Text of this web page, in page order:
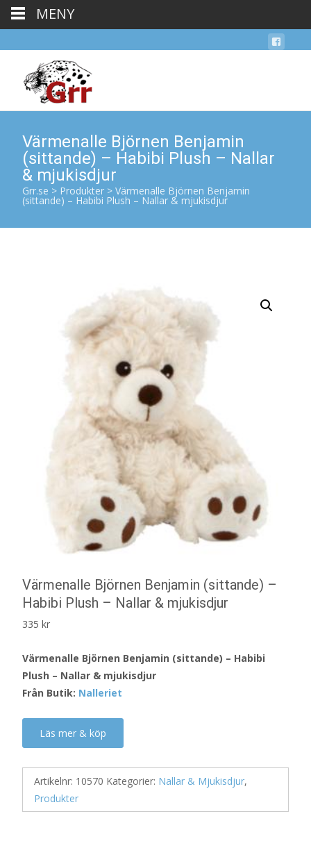
Värmenalle Björnen Benjamin
(sittande) – Habibi Plush – Nallar
& mjukisdjur
Grr.se > Produkter > Värmenalle Björnen Benjamin
(sittande) – Habibi Plush – Nallar & mjukisdjur
Värmenalle Björnen Benjamin (sittande) –
Habibi Plush – Nallar & mjukisdjur
335 kr
Värmenalle Björnen Benjamin (sittande) – Habibi
Plush – Nallar & mjukisdjur
Från Butik: Nalleriet
Läs mer & köp
Artikelnr: 10570 Kategorier: Nallar & Mjukisdjur,
Produkter
MENY